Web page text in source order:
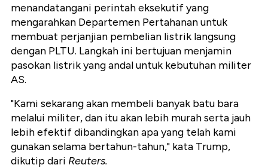
menandatangani perintah eksekutif yang
mengarahkan Departemen Pertahanan untuk
membuat perjanjian pembelian listrik langsung
dengan PLTU. Langkah ini bertujuan menjamin
pasokan listrik yang andal untuk kebutuhan militer
AS.
"Kami sekarang akan membeli banyak batu bara
melalui militer, dan itu akan lebih murah serta jauh
lebih efektif dibandingkan apa yang telah kami
gunakan selama bertahun-tahun," kata Trump,
dikutip dari Reuters.